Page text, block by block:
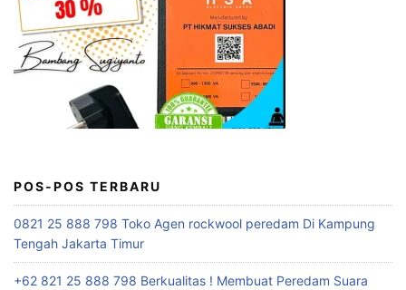
POS-POS TERBARU
0821 25 888 798 Toko Agen rockwool peredam Di Kampung
Tengah Jakarta Timur
+62 821 25 888 798 Berkualitas ! Membuat Peredam Suara